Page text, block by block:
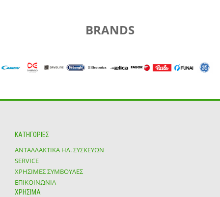
BRANDS
ΚΑΤΗΓΟΡΙΕΣ
ΑΝΤΑΛΛΑΚΤΙΚΑ ΗΛ. ΣΥΣΚΕΥΩΝ
SERVICE
ΧΡΗΣΙΜΕΣ ΣΥΜΒΟΥΛΕΣ
ΕΠΙΚΟΙΝΩΝΙΑ
ΧΡΗΣΙΜΑ